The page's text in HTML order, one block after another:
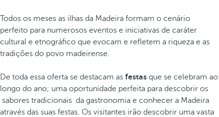
Todos os meses as ilhas da Madeira formam o cenário
perfeito para numerosos eventos e iniciativas de caráter
cultural e etnográfico que evocam e refletem a riqueza e as
tradições do povo madeirense.
De toda essa oferta se destacam as festas que se celebram ao
longo do ano; uma oportunidade perfeita para descobrir os
sabores tradicionais da gastronomia e conhecer a Madeira
através das suas festas. Os visitantes irão descobrir uma vasta